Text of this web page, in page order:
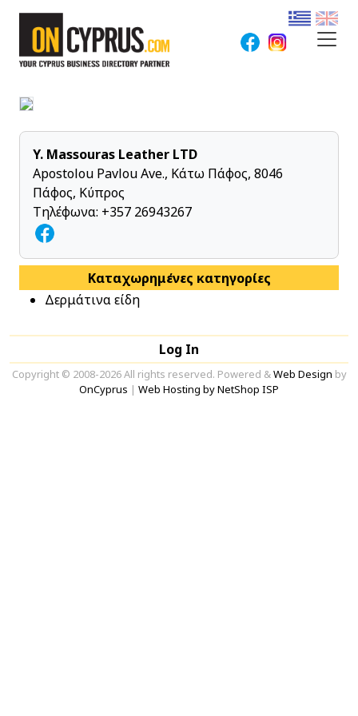
Y. Massouras Leather LTD
Apostolou Pavlou Ave., Κάτω Πάφος, 8046
Πάφος, Κύπρος
Τηλέφωνα: +357 26943267
Καταχωρημένες κατηγορίες
Δερμάτινα είδη
Log In
Copyright © 2008-2026 All rights reserved. Powered &Web Design by
OnCyprus | Web Hosting by NetShop ISP